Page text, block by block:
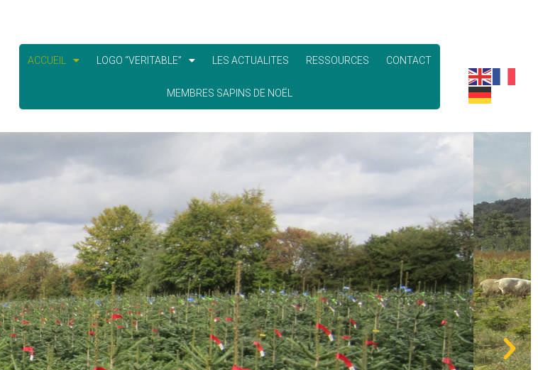
ACCUEIL LOGO “VERITABLE” LES ACTUALITES RESSOURCES CONTACT
MEMBRES SAPINS DE NOËL
LA MARQUE "VÉRITABLE"
LABEL DE QUALITE